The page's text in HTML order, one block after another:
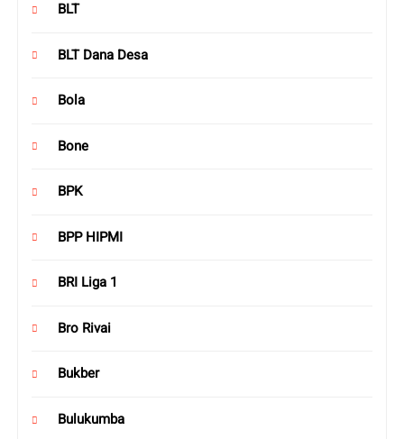
BLT
BLT Dana Desa
Bola
Bone
BPK
BPP HIPMI
BRI Liga 1
Bro Rivai
Bukber
Bulukumba